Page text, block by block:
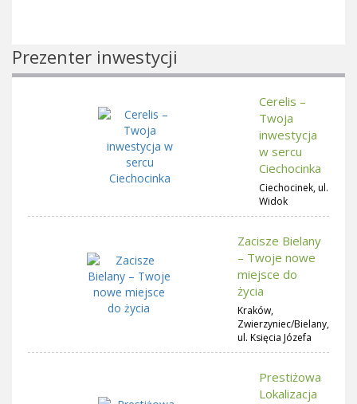
Prezenter inwestycji
Cerelis –
Twoja
inwestycja
w sercu
Ciechocinka
Ciechocinek, ul.
Widok
Zacisze Bielany
– Twoje nowe
miejsce do
życia
Kraków,
Zwierzyniec/Bielany,
ul. Księcia Józefa
Prestiżowa
Lokalizacja